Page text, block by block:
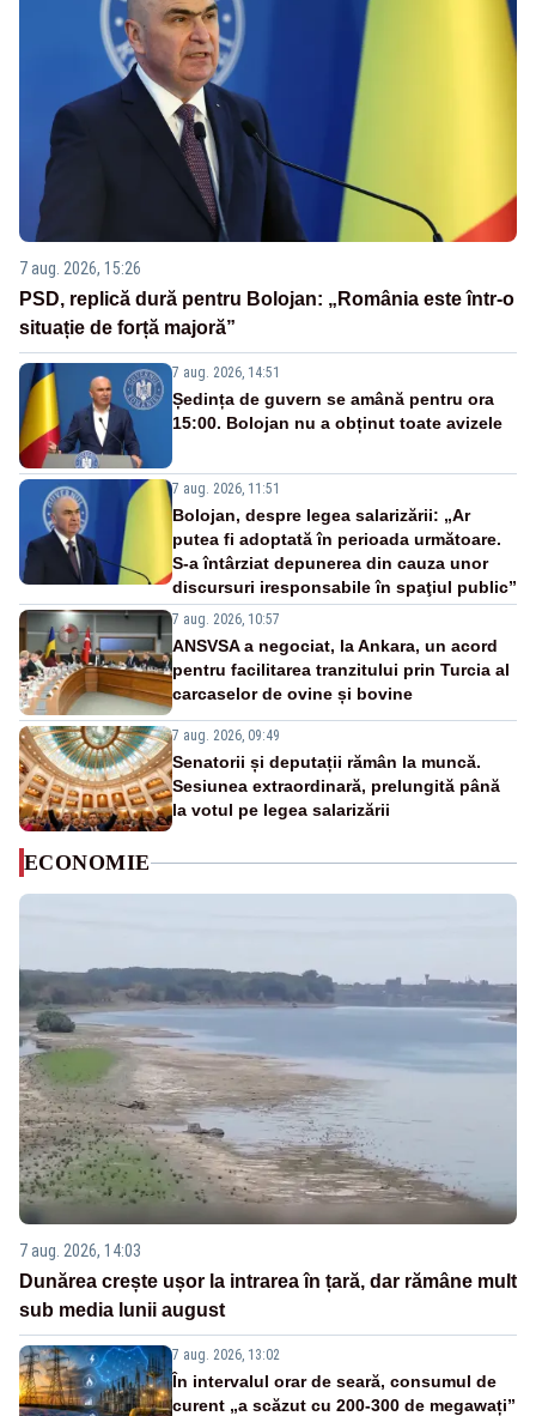
7 aug. 2026, 15:26
PSD, replică dură pentru Bolojan: „România este într-o
situație de forță majoră”
7 aug. 2026, 14:51
Ședința de guvern se amână pentru ora
15:00. Bolojan nu a obținut toate avizele
7 aug. 2026, 11:51
Bolojan, despre legea salarizării: „Ar
putea fi adoptată în perioada următoare.
S-a întârziat depunerea din cauza unor
discursuri iresponsabile în spaţiul public”
7 aug. 2026, 10:57
ANSVSA a negociat, la Ankara, un acord
pentru facilitarea tranzitului prin Turcia al
carcaselor de ovine și bovine
7 aug. 2026, 09:49
Senatorii și deputații rămân la muncă.
Sesiunea extraordinară, prelungită până
la votul pe legea salarizării
ECONOMIE
7 aug. 2026, 14:03
Dunărea crește ușor la intrarea în țară, dar rămâne mult
sub media lunii august
7 aug. 2026, 13:02
În intervalul orar de seară, consumul de
curent „a scăzut cu 200-300 de megawați”